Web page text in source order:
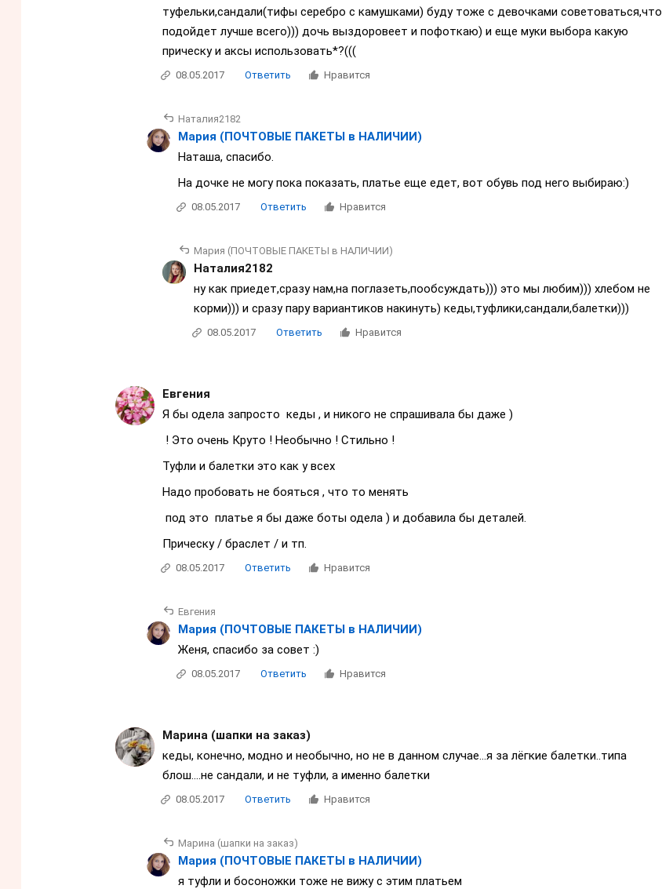
туфельки,сандали(тифы серебро с камушками) буду тоже с девочками советоваться,что
подойдет лучше всего))) дочь выздоровеет и пофоткаю) и еще муки выбора какую
прическу и аксы использовать*?(((
08.05.2017 Ответить Нравится
Наталия2182
Мария (ПОЧТОВЫЕ ПАКЕТЫ в НАЛИЧИИ)
Наташа, спасибо.
На дочке не могу пока показать, платье еще едет, вот обувь под него выбираю:)
08.05.2017 Ответить Нравится
Мария (ПОЧТОВЫЕ ПАКЕТЫ в НАЛИЧИИ)
Наталия2182
ну как приедет,сразу нам,на поглазеть,пообсуждать))) это мы любим))) хлебом не
корми))) и сразу пару вариантиков накинуть) кеды,туфлики,сандали,балетки)))
08.05.2017 Ответить Нравится
Евгения
Я бы одела запросто кеды , и никого не спрашивала бы даже )
! Это очень Круто ! Необычно ! Стильно !
Туфли и балетки это как у всех
Надо пробовать не бояться , что то менять
под это платье я бы даже боты одела ) и добавила бы деталей.
Прическу / браслет / и тп.
08.05.2017 Ответить Нравится
Евгения
Мария (ПОЧТОВЫЕ ПАКЕТЫ в НАЛИЧИИ)
Женя, спасибо за совет :)
08.05.2017 Ответить Нравится
Марина (шапки на заказ)
кеды, конечно, модно и необычно, но не в данном случае...я за лёгкие балетки..типа
блош....не сандали, и не туфли, а именно балетки
08.05.2017 Ответить Нравится
Марина (шапки на заказ)
Мария (ПОЧТОВЫЕ ПАКЕТЫ в НАЛИЧИИ)
я туфли и босоножки тоже не вижу с этим платьем